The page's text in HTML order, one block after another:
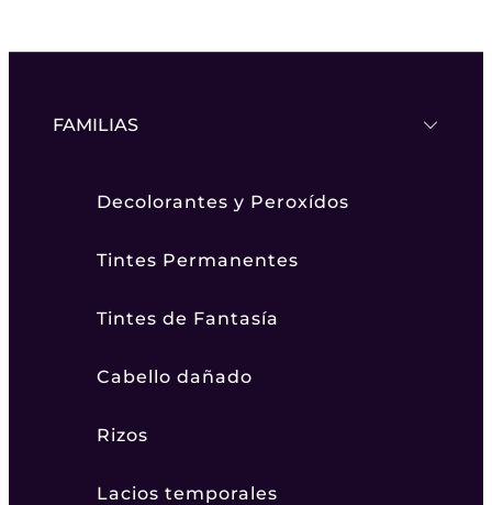
FAMILIAS
Decolorantes y Peroxídos
Tintes Permanentes
Tintes de Fantasía
Cabello dañado
Rizos
Lacios temporales